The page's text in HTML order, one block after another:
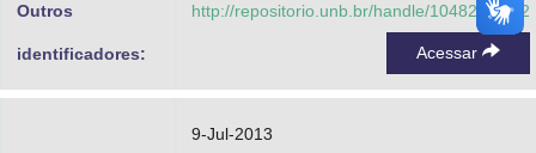
Outros
identificadores:
http://repositorio.unb.br/handle/10482/13532
Acessar
9-Jul-2013